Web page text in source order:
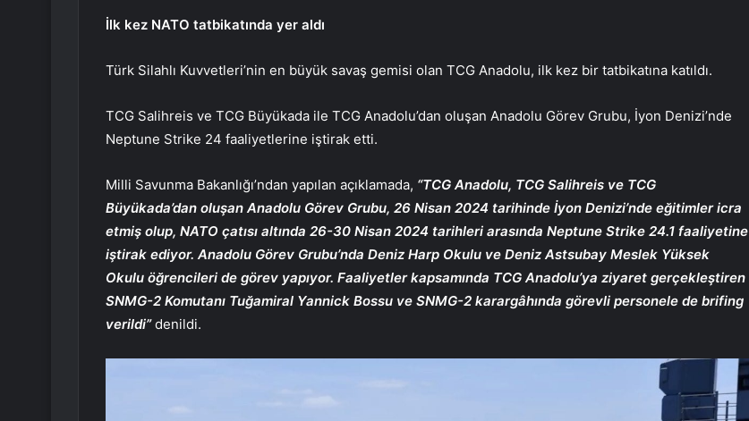
İlk kez NATO tatbikatında yer aldı
Türk Silahlı Kuvvetleri’nin en büyük savaş gemisi olan TCG Anadolu, ilk kez bir tatbikatına katıldı.
TCG Salihreis ve TCG Büyükada ile TCG Anadolu’dan oluşan Anadolu Görev Grubu, İyon Denizi’nde
Neptune Strike 24 faaliyetlerine iştirak etti.
Milli Savunma Bakanlığı’ndan yapılan açıklamada, “TCG Anadolu, TCG Salihreis ve TCG
Büyükada’dan oluşan Anadolu Görev Grubu, 26 Nisan 2024 tarihinde İyon Denizi’nde eğitimler icra
etmiş olup, NATO çatısı altında 26-30 Nisan 2024 tarihleri arasında Neptune Strike 24.1 faaliyetine
iştirak ediyor. Anadolu Görev Grubu’nda Deniz Harp Okulu ve Deniz Astsubay Meslek Yüksek
Okulu öğrencileri de görev yapıyor. Faaliyetler kapsamında TCG Anadolu’ya ziyaret gerçekleştiren
SNMG-2 Komutanı Tuğamiral Yannick Bossu ve SNMG-2 karargâhında görevli personele de brifing
verildi”denildi.